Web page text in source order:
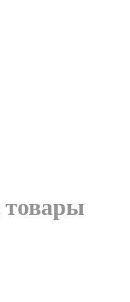
товары